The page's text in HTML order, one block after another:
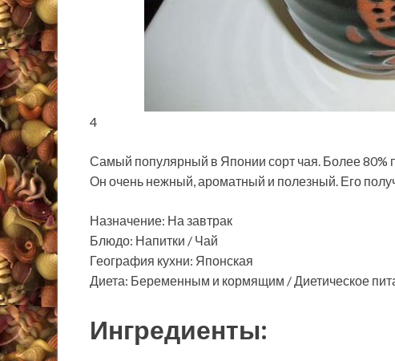
4
Самый популярный в Японии сорт чая. Более 80%
Он очень нежный, ароматный и полезный. Его
Назначение: На завтрак
Блюдо: Напитки / Чай
География кухни: Японская
Диета: Беременным и кормящим / Диетическое
Ингредиенты: